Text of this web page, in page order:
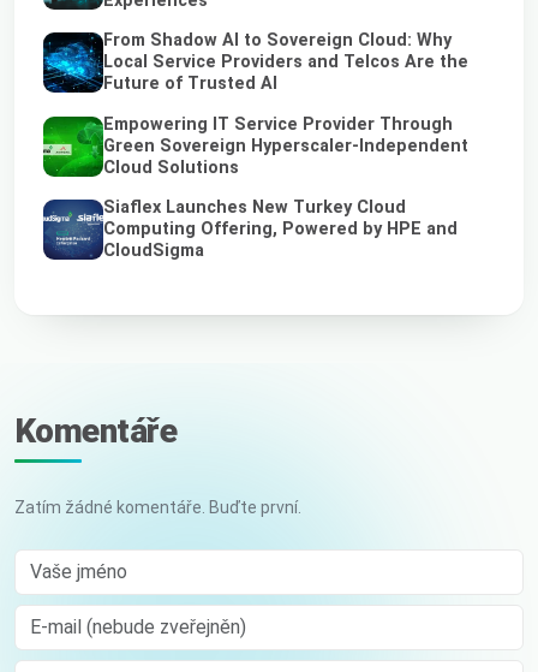
From Shadow AI to Sovereign Cloud: Why
Local Service Providers and Telcos Are the
Future of Trusted AI
Empowering IT Service Provider Through
Green Sovereign Hyperscaler-Independent
Cloud Solutions
Siaflex Launches New Turkey Cloud
Computing Offering, Powered by HPE and
CloudSigma
Komentáře
Zatím žádné komentáře. Buďte první.
Vaše jméno
E-mail (nebude zveřejněn)
Comment